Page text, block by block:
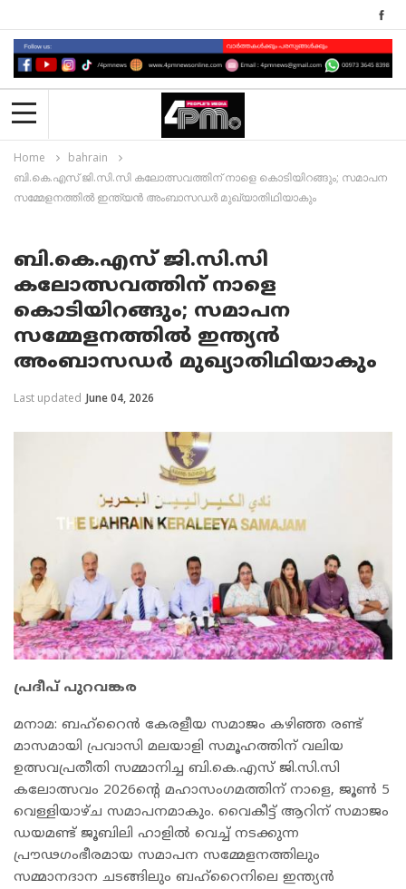
Home
bahrain
ബി.കെ.എസ് ജി.സി.സി കലോത്സവത്തിന് നാളെ കൊടിയിറങ്ങും; സമാപന
സമ്മേളനത്തിൽ ഇന്ത്യൻ അംബാസഡർ മുഖ്യാതിഥിയാകും
ബി.കെ.എസ് ജി.സി.സി
കലോത്സവത്തിന് നാളെ
കൊടിയിറങ്ങും; സമാപന
സമ്മേളനത്തിൽ ഇന്ത്യൻ
അംബാസഡർ മുഖ്യാതിഥിയാകും
Last updated June 04, 2026
പ്രദീപ് പുറവങ്കര
മനാമ: ബഹ്‌റൈൻ കേരളീയ സമാജം കഴിഞ്ഞ രണ്ട്
മാസമായി പ്രവാസി മലയാളി സമൂഹത്തിന് വലിയ
ഉത്സവപ്രതീതി സമ്മാനിച്ച ബി.കെ.എസ് ജി.സി.സി
കലോത്സവം 2026ന്റെ മഹാസംഗമത്തിന് നാളെ, ജൂൺ 5
വെള്ളിയാഴ്ച സമാപനമാകും. വൈകീട്ട് ആറിന് സമാജം
ഡയമണ്ട് ജൂബിലി ഹാളിൽ വെച്ച് നടക്കുന്ന
പ്രൗഢഗംഭീരമായ സമാപന സമ്മേളനത്തിലും
സമ്മാനദാന ചടങ്ങിലും ബഹ്‌റൈനിലെ ഇന്ത്യൻ